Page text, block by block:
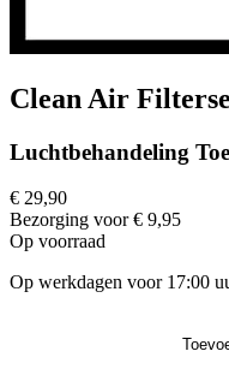
Clean Air
Luchtbehandeling
€ 29,90
Bezorging voor € 9,95
Op voorraad
Op werkdagen voor 17:00